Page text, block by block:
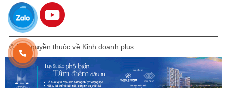
© Bản quyền thuộc về Kinh doanh plus.